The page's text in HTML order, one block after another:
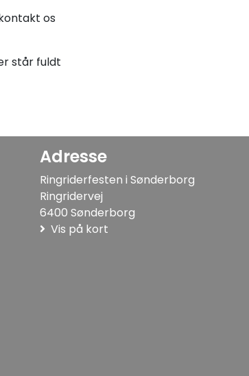
os
står fuldt
Adresse
Ringriderfesten i Sønderborg
Ringridervej
6400 Sønderborg
Vis på kort